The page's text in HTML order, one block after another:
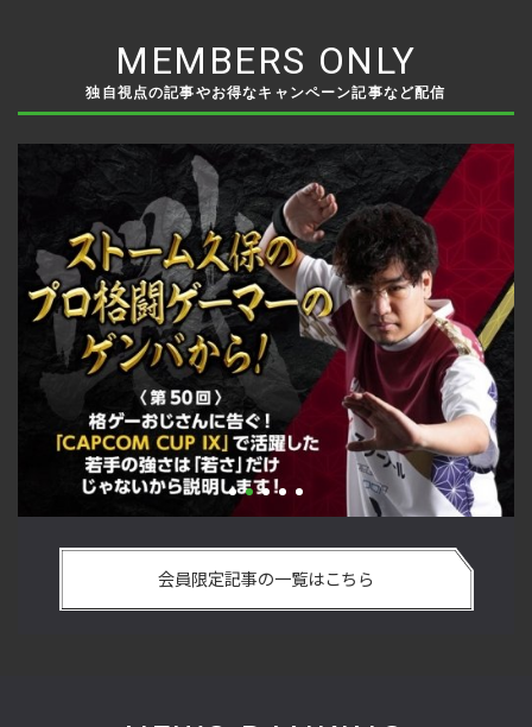
MEMBERS ONLY
独自視点の記事やお得なキャンペーン記事など配信
の強さは 「若さ」だけじゃないから説明します！【ストーム
久保のプロ格闘ゲーマーのゲンバから！ 第50回】
会員限定記事の一覧はこちら